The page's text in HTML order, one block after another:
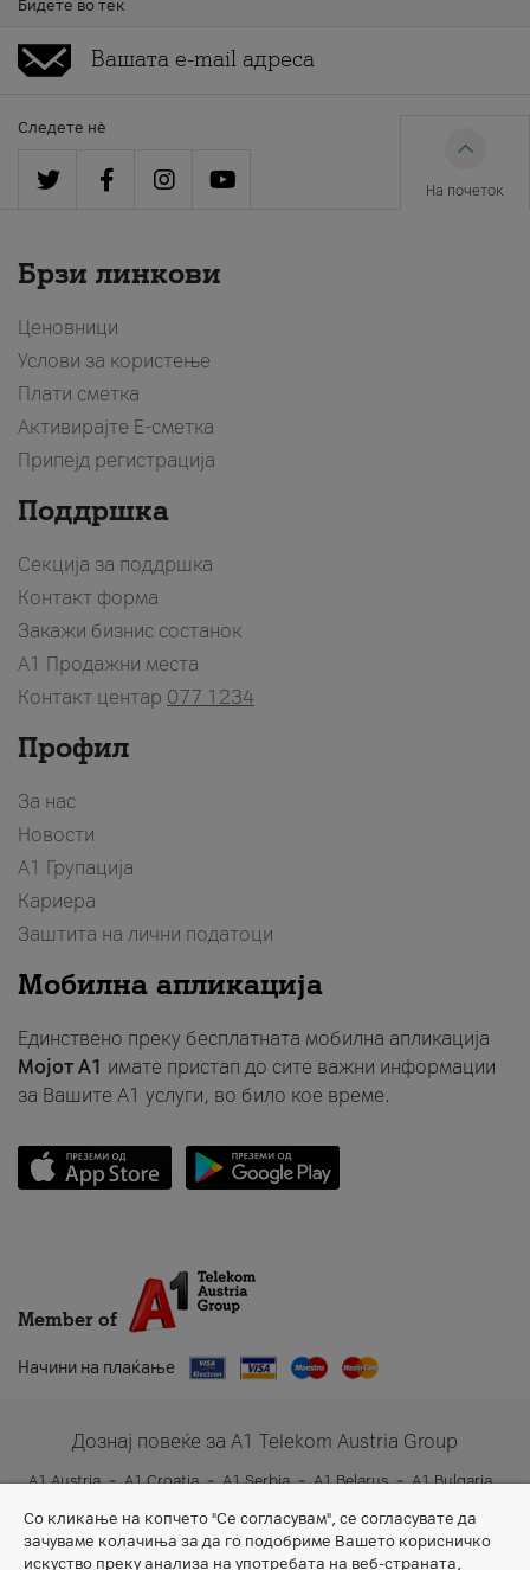
Бидете во тек
Следете нè
На почеток
Брзи линкови
Ценовници
Услови за користење
Плати сметка
Активирајте Е-сметка
Припејд регистрација
Поддршка
Секција за поддршка
Контакт форма
Закажи бизнис состанок
A1 Продажни места
Контакт центар 077 1234
Профил
За нас
Новости
А1 Групација
Кариера
Заштита на лични податоци
Мобилна апликација
Единствено преку бесплатната мобилна апликација
Мојот A1 имате пристап до сите важни информации
за Вашите A1 услуги, во било кое време.
Member of
Начини на плаќање
Дознај повеќе за A1 Telekom Austria Group
A1 Austria A1 Croatia A1 Serbia A1 Belarus
A1 Bulgaria
Со кликање на копчето "Се согласувам", се согласувате да
зачуваме колачиња за да го подобриме Вашето корисничко
искуство преку анализа на употребата на веб-страната,